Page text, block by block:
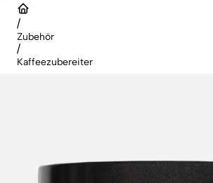
/
Zubehör
/
Kaffeezubereiter